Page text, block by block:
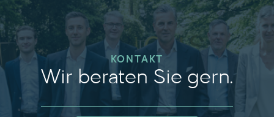
KONTAKT
Wir beraten Sie gern.